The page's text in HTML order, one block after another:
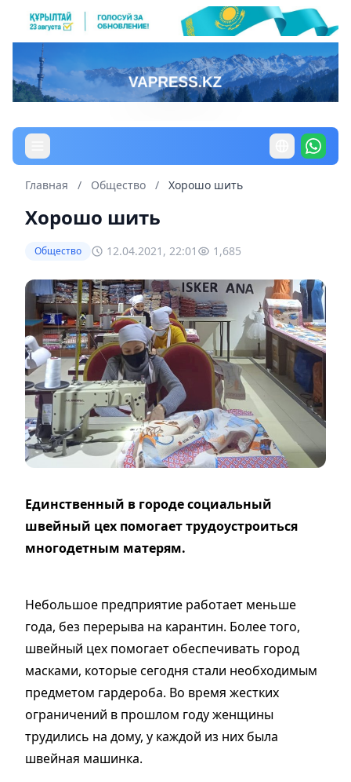
Главная / Общество / Хорошо шить
Хорошо шить
Общество 12.04.2021, 22:01 1,685
Единственный в городе социальный
швейный цех помогает трудоустроиться
многодетным матерям.
Небольшое предприятие работает меньше
года, без перерыва на карантин. Более того,
швейный цех помогает обеспечивать город
масками, которые сегодня стали необходимым
предметом гардероба. Во время жестких
ограничений в прошлом году женщины
трудились на дому, у каждой из них была
швейная машинка.